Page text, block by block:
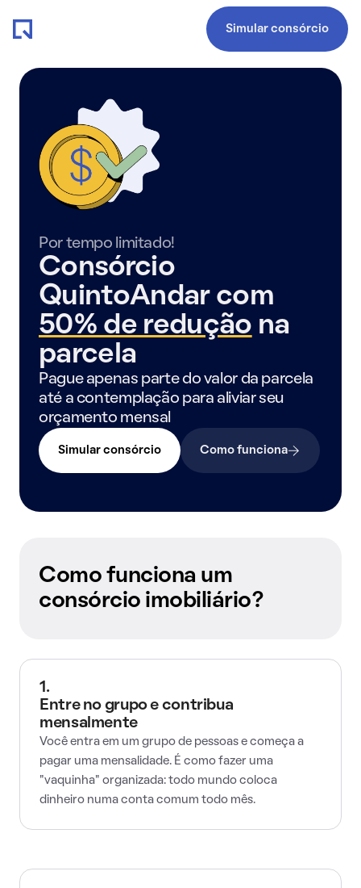
Simular consórcio
Por tempo limitado!
Consórcio
QuintoAndar com
50% de redução na
parcela
Pague apenas parte do valor da parcela
até a contemplação para aliviar seu
orçamento mensal
Simular consórcio Como funciona
Como funciona um
consórcio imobiliário?
1.
Entre no grupo e contribua
mensalmente
Você entra em um grupo de pessoas e começa a
pagar uma mensalidade. É como fazer uma
"vaquinha" organizada: todo mundo coloca
dinheiro numa conta comum todo mês.